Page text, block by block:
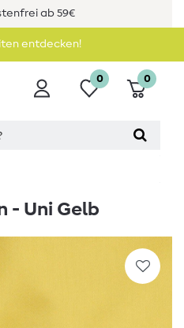
ab 59€
entdecken!
0 0
- Uni Gelb